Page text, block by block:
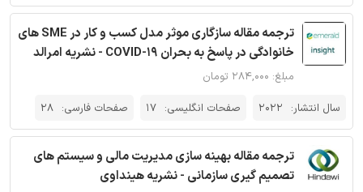
ترجمه مقاله سازگاری موثر مدل کسب و کار در SME های
خانوادگی در پاسخ به بحران COVID-19 - نشریه امرالد
مبلغ: ۲۸۴,۰۰۰ تومان
سال انتشار: 2022 صفحات انگلیسی: 17 صفحات فارسی: 28
ترجمه مقاله بهینه سازی مدیریت مالی و سیستم های
تصمیم گیری سازمانی - نشریه هینداوی